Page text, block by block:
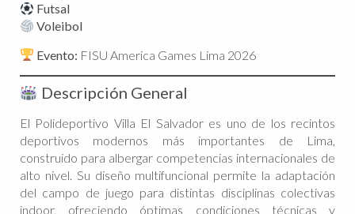
Futsal
Voleibol
Evento: FISU America Games Lima 2026
Descripción General
El Polideportivo Villa El Salvador es uno de los recintos
deportivos modernos más importantes de Lima,
construido para albergar competencias internacionales de
alto nivel. Su diseño multifuncional permite la adaptación
del campo de juego para distintas disciplinas colectivas
indoor, ofreciendo óptimas condiciones técnicas y